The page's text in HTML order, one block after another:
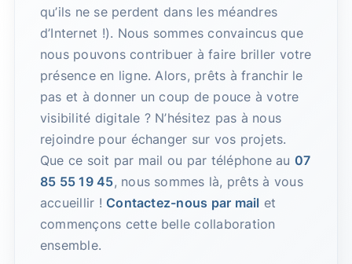
qu’ils ne se perdent dans les méandres
d’Internet !). Nous sommes convaincus que
nous pouvons contribuer à faire briller votre
présence en ligne. Alors, prêts à franchir le
pas et à donner un coup de pouce à votre
visibilité digitale ? N’hésitez pas à nous
rejoindre pour échanger sur vos projets.
Que ce soit par mail ou par téléphone au 07
85 55 19 45, nous sommes là, prêts à vous
accueillir ! Contactez-nous par mail et
commençons cette belle collaboration
ensemble.